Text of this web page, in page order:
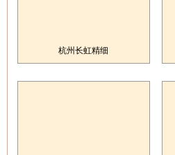
杭州长虹精细